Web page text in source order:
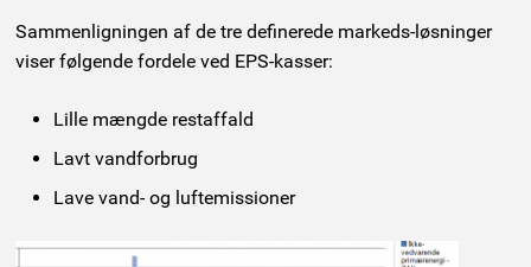
Sammenligningen af de tre definerede markeds-løsninger
viser følgende fordele ved EPS-kasser:
Lille mængde restaffald
Lavt vandforbrug
Lave vand- og luftemissioner